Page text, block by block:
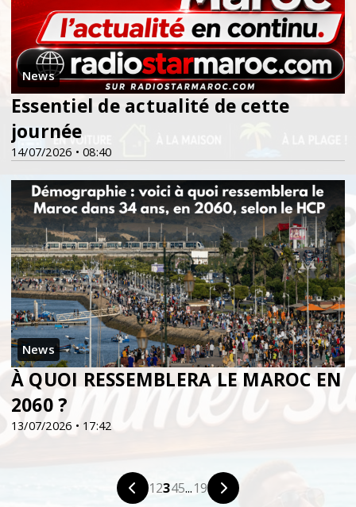
News
14/07/2026 • 08:40
Essentiel de actualité de cette
journée
News
13/07/2026 • 17:42
À QUOI RESSEMBLERA LE MAROC EN
2060 ?
12345...19